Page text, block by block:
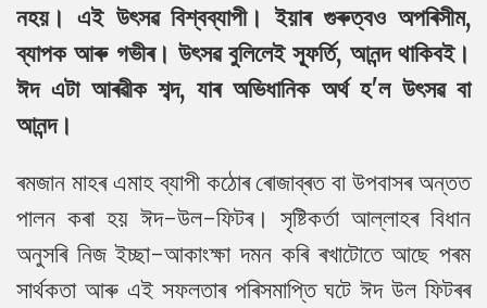
নহয়। এই উৎসৱ বিশ্বব্যাপী। ইয়াৰ গুৰুত্বও অপৰিসীম,
ব্যাপক আৰু গভীৰ। উৎসৱ বুলিলেই স্ফূর্তি, আনন্দ থাকিবই।
ঈদ এটা আৰৱীক শব্দ, যাৰ অভিধানিক অর্থ হ'ল উৎসৱ বা
আনন্দ।
ৰমজান মাহৰ এমাহ ব্যাপী কঠোৰ ৰোজাব্ৰত বা উপবাসৰ অন্তত
পালন কৰা হয় ঈদ-উল-ফিটৰ। সৃষ্টিকর্তা আল্লাহৰ বিধান
অনুসৰি নিজ ইচ্ছা-আকাংক্ষা দমন কৰি ৰখাটোতে আছে পৰম
সার্থকতা আৰু এই সফলতাৰ পৰিসমাপ্তি ঘটে ঈদ উল ফিটৰৰ